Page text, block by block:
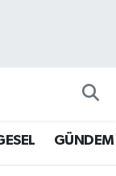
GÜNDEM